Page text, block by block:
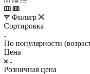
Фильтр
Сортировка
По популярности
Цена
Розничная цена